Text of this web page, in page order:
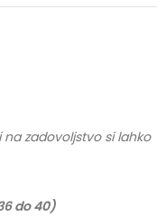
zadovoljstvo si lahko
do 40)